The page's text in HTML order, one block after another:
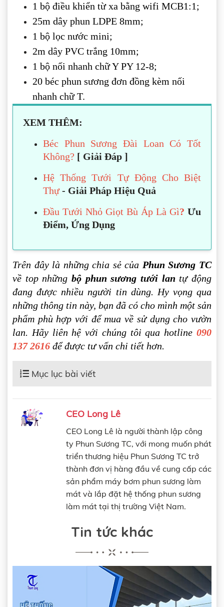
1 bộ điều khiển từ xa bằng wifi MCB1:1;
25m dây phun LDPE 8mm;
1 bộ lọc nước mini;
2m dây PVC trắng 10mm;
1 bộ nối nhanh chữ Y PY 12-8;
20 béc phun sương đơn đồng kèm nối
nhanh chữ T.
XEM THÊM:
Béc Phun Sương Đài Loan Có Tốt
Không? [ Giải Đáp ]
Hệ Thống Tưới Tự Động Cho Biệt
Thự- Giải Pháp Hiệu Quả
Đầu Tưới Nhỏ Giọt Bù Áp Là Gì? Ưu
Điểm, Ứng Dụng
Trên đây là những chia sẻ của Phun Sương TC
về top những bộ phun sương tưới lan tự động
đang được nhiều người tin dùng. Hy vọng qua
những thông tin này, bạn đã có cho mình một sản
phẩm phù hợp với để mua về sử dụng cho vườn
lan. Hãy liên hệ với chúng tôi qua hotline 090
137 2616 để được tư vấn chi tiết hơn.
Mục lục bài viết
1. Bộ phun sương tưới lan màu xanh 6 béc 4
hướng
2. Bộ phun sương tưới lan màu xanh 12 béc 4
hướng có điều khiển từ xa bằng wifi
3. Bộ phun sương tưới lan màu cam 10 béc đơn
4. Bộ phun sương tưới lan màu cam 20 béc đơn
5. Bộ phun sương tưới lan màu cam 20 béc đơn
có điều khiển từ xa
7. Bộ phun sương tưới lan màu xám 20 béc đơn
8. Bộ phun sương tưới lan đồng 10 béc đơn
9. Bộ phun sương tưới lan đồng 20 béc đơn
10. Bộ phun sương tưới lan đồng 20 béc đơn có
điều khiển từ xa bằng wifi
CEO Long Lê
CEO Long Lê là người thành lập công
ty Phun Sương TC, với mong muốn phát
triển thương hiệu Phun Sương TC trở
thành đơn vị hàng đầu về cung cấp các
sản phẩm máy bơm phun sương làm
mát và lắp đặt hệ thống phun sương
làm mát tại thị trường Việt Nam.
Tin tức khác